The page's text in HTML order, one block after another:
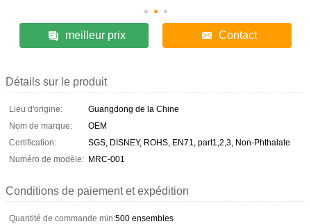
meilleur prix Contact
Détails sur le produit
Lieu d'origine:
Guangdong de la Chine
Nom de marque:
OEM
Certification:
SGS, DISNEY, ROHS, EN71, part1,2,3, Non-Phthalate
Numéro de modèle: MRC-001
Conditions de paiement et expédition
Quantité de commande min:500 ensembles